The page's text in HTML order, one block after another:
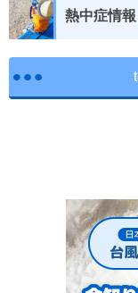
熱中症情報